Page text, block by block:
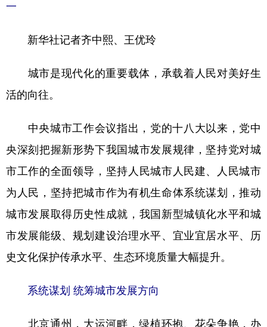
法律 中央文件
食品 人居 信息化 数字经济
学术中国
彩票 娱乐 时尚 悦读
公益 一带一路 亚太网 上市公司
文化产业
地方频道
北京 天津 河北 山西
辽宁 吉林 上海
一
新华社记者齐中熙、王优玲
城市是现代化的重要载体，承载着人民对美好生
活的向往。
中央城市工作会议指出，党的十八大以来，党中
央深刻把握新形势下我国城市发展规律，坚持党对城
市工作的全面领导，坚持人民城市人民建、人民城市
为人民，坚持把城市作为有机生命体系统谋划，推动
城市发展取得历史性成就，我国新型城镇化水平和城
市发展能级、规划建设治理水平、宜业宜居水平、历
史文化保护传承水平、生态环境质量大幅提升。
系统谋划 统筹城市发展方向
北京通州，大运河畔，绿植环抱、花朵争艳，办